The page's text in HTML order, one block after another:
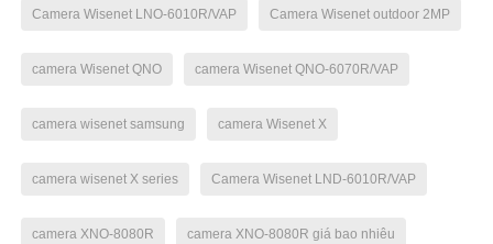
Camera Wisenet LNO-6010R/VAP Camera Wisenet outdoor 2MP
camera Wisenet QNO camera Wisenet QNO-6070R/VAP
camera wisenet samsung camera Wisenet X
camera wisenet X series Camera Wisenet LND-6010R/VAP
camera XNO-8080R camera XNO-8080R giá bao nhiêu